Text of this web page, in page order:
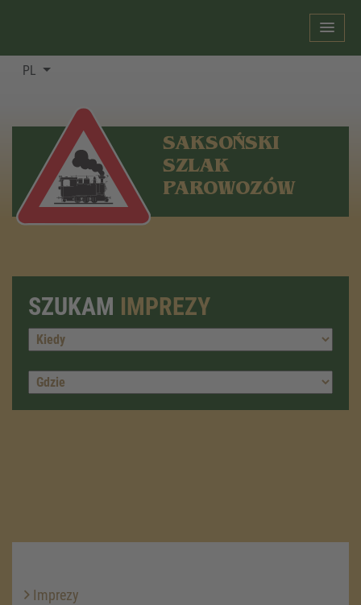
PL
SAKSOŃSKI
SZLAK
PAROWOZÓW
SZUKAM IMPREZY
Imprezy